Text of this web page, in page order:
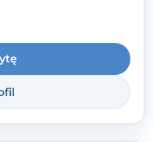
budowanie
i zrozumienia w
Istotna dla nie jest
na dostępnych